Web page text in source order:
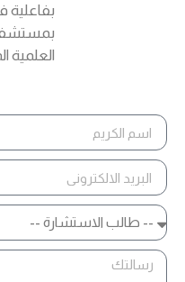
بفاعلية